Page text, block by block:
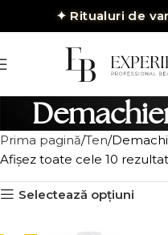
✦ Ritualuri de
Prima pagină Ten
Afișez toate cele 10
Selectează opțiuni